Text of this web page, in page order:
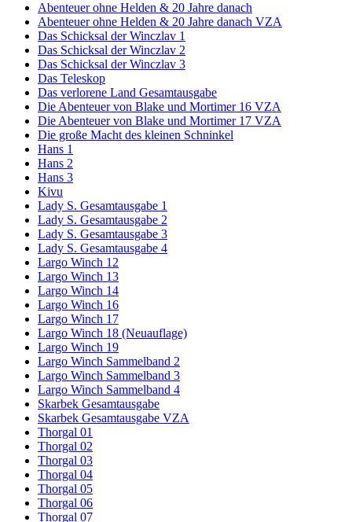
Abenteuer ohne Helden & 20 Jahre danach
Abenteuer ohne Helden & 20 Jahre danach VZA
Das Schicksal der Winczlav 1
Das Schicksal der Winczlav 2
Das Schicksal der Winczlav 3
Das Teleskop
Das verlorene Land Gesamtausgabe
Die Abenteuer von Blake und Mortimer 16 VZA
Die Abenteuer von Blake und Mortimer 17 VZA
Die große Macht des kleinen Schninkel
Hans 1
Hans 2
Hans 3
Kivu
Lady S. Gesamtausgabe 1
Lady S. Gesamtausgabe 2
Lady S. Gesamtausgabe 3
Lady S. Gesamtausgabe 4
Largo Winch 12
Largo Winch 13
Largo Winch 14
Largo Winch 16
Largo Winch 17
Largo Winch 18 (Neuauflage)
Largo Winch 19
Largo Winch Sammelband 2
Largo Winch Sammelband 3
Largo Winch Sammelband 4
Skarbek Gesamtausgabe
Skarbek Gesamtausgabe VZA
Thorgal 01
Thorgal 02
Thorgal 03
Thorgal 04
Thorgal 05
Thorgal 06
Thorgal 07